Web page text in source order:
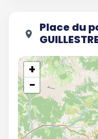
Place du
+
−